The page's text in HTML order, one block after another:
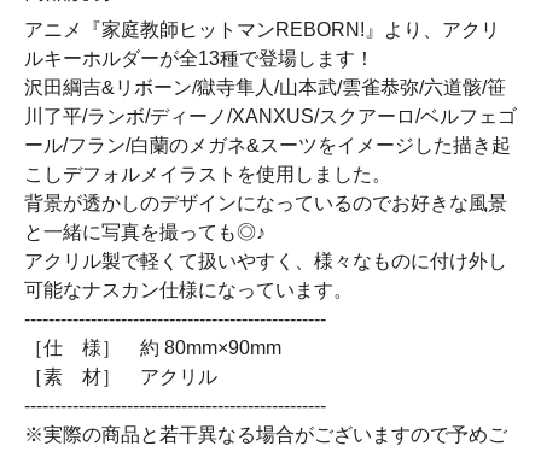
アニメ『家庭教師ヒットマンREBORN!』より、アクリ
ルキーホルダーが全13種で登場します！
沢田綱吉&リボーン/獄寺隼人/山本武/雲雀恭弥/六道骸/笹
川了平/ランボ/ディーノ/XANXUS/スクアーロ/ベルフェゴ
ール/フラン/白蘭のメガネ&スーツをイメージした描き起
こしデフォルメイラストを使用しました。
背景が透かしのデザインになっているのでお好きな風景
と一緒に写真を撮っても◎♪
アクリル製で軽くて扱いやすく、様々なものに付け外し
可能なナスカン仕様になっています。
--------------------------------------------------
［仕 様］ 約 80mm×90mm
［素 材］ アクリル
--------------------------------------------------
※実際の商品と若干異なる場合がございますので予めご